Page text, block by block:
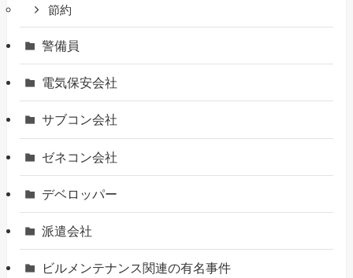
節約
警備員
電気保安会社
サブコン会社
ゼネコン会社
デベロッパー
派遣会社
ビルメンテナンス関連の有名事件